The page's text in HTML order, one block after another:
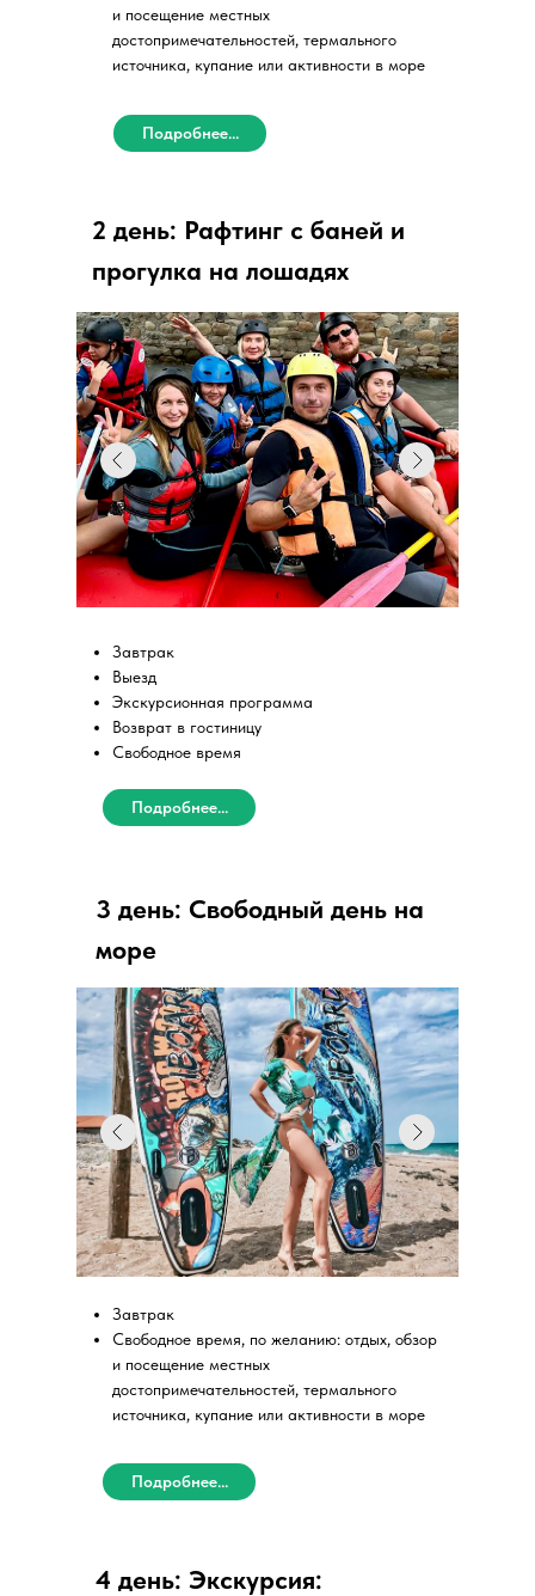
2 день: Рафтинг с баней и
прогулка на лошадях
3 день: Свободный день на
море
Завтрак
Свободное время, по желанию: отдых, обзор
и посещение местных
достопримечательностей, термального
источника, купание или активности в море
4 день: Экскурсия:
Подробнее...
Подробнее...
и посещение местных
достопримечательностей, термального
источника, купание или активности в море
Подробнее...
Завтрак
Выезд
Экскурсионная программа
Возврат в гостиницу
Свободное время